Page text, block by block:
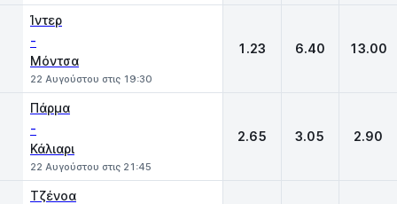
Ίντερ
-
Μόντσα
22 Αυγούστου στις 19:30
1.23 6.40 13.00
Πάρμα
-
Κάλιαρι
22 Αυγούστου στις 21:45
2.65 3.05 2.90
Τζένοα